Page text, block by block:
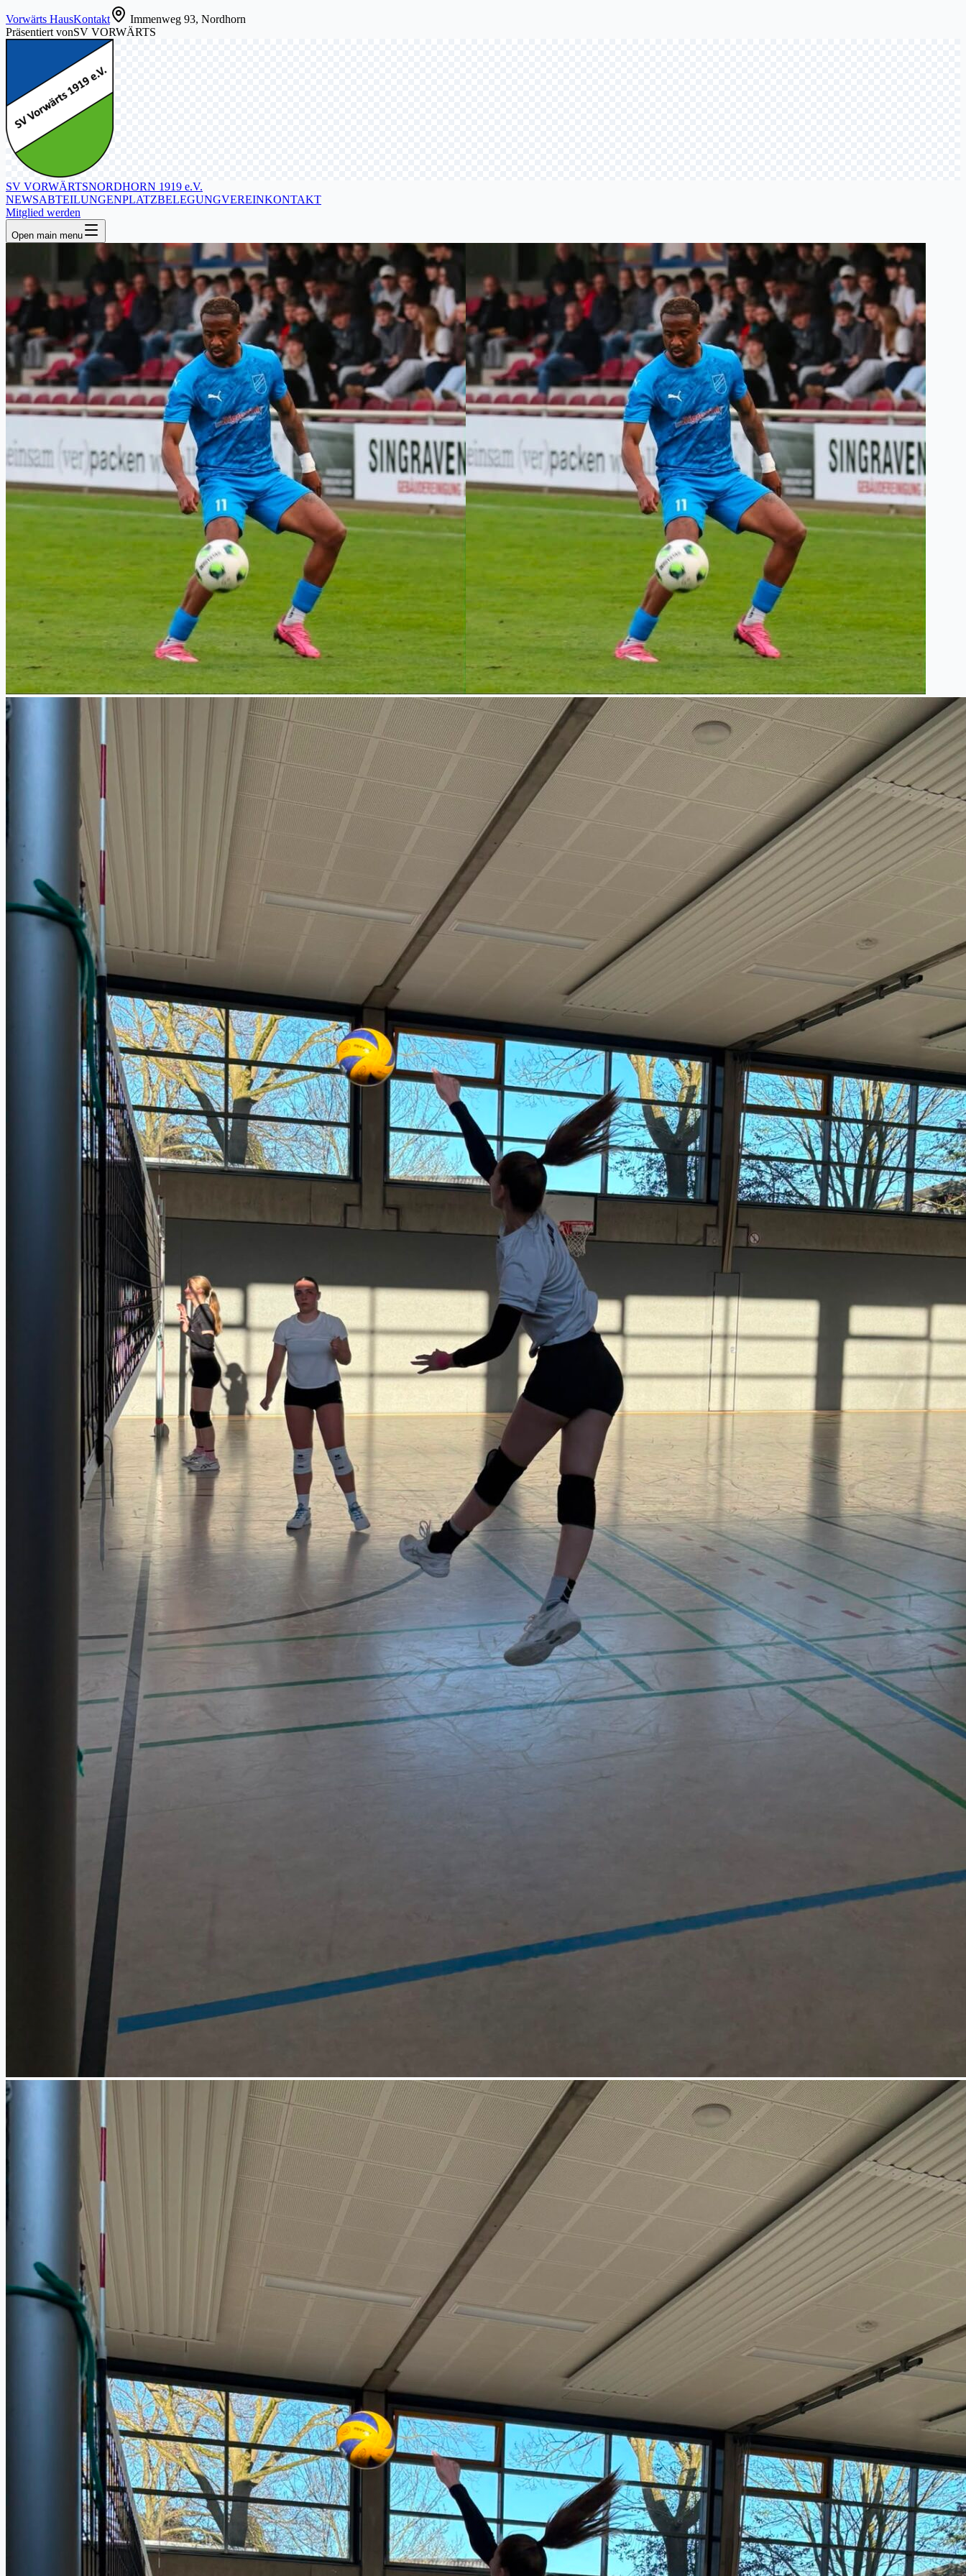
Vorwärts HausKontakt
Immenweg 93, Nordhorn
Präsentiert vonSV VORWÄRTS
SV VORWÄRTSNORDHORN 1919 e.V.
NEWSABTEILUNGENPLATZBELEGUNGVEREINKONTAKT
Mitglied werden
Open main menu